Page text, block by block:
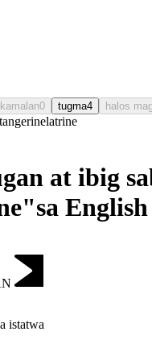
0 tugma4 halos
tangerinelatrine
at ibig
English
istatwa